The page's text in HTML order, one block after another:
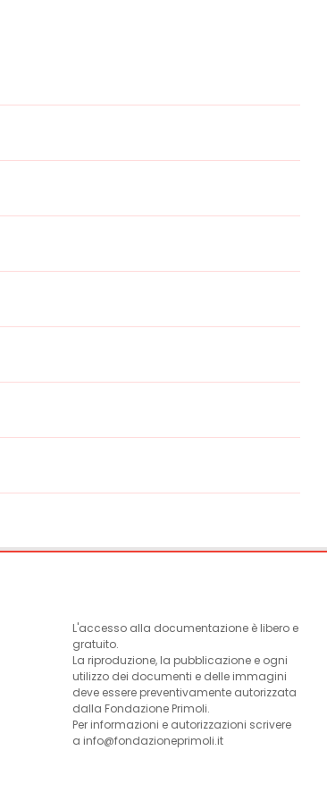
L'accesso alla documentazione è libero e
gratuito.
La riproduzione, la pubblicazione e ogni
utilizzo dei documenti e delle immagini
deve essere preventivamente autorizzata
dalla Fondazione Primoli.
Per informazioni e autorizzazioni scrivere
a info@fondazioneprimoli.it